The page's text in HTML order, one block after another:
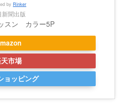
by Rinker
新聞出版
スン カラー5P
市場
ョッピング